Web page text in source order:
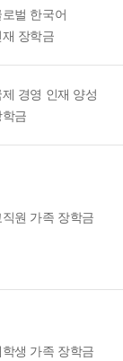
로벌 한국어
재 장학금
제 경영 인재 양성
학금
직원 가족 장학금
생 가족 장학금